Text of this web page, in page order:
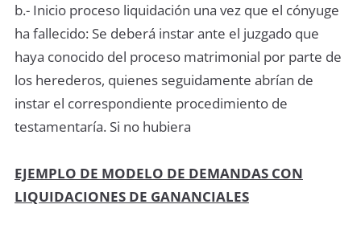
b.- Inicio proceso liquidación una vez que el cónyuge
ha fallecido: Se deberá instar ante el juzgado que
haya conocido del proceso matrimonial por parte de
los herederos, quienes seguidamente abrían de
instar el correspondiente procedimiento de
testamentaría. Si no hubiera
EJEMPLO DE MODELO DE DEMANDAS CON
LIQUIDACIONES DE GANANCIALES